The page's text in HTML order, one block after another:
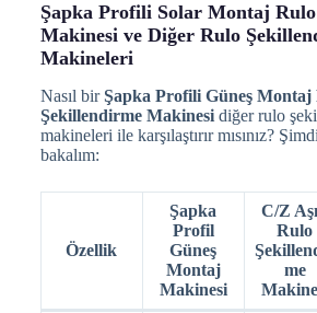
Şapka Profili Solar Montaj
Makinesi ve Diğer Rulo
Makineleri
Nasıl birŞapka Profili Güneş Montaj
Şekillendirme Makinesidiğer rulo
makineleri ile karşılaştırır mısınız?
bakalım:
Özellik
Şapka
Profil
Güneş
Montaj
Makinesi
C/Z
Rulo
me